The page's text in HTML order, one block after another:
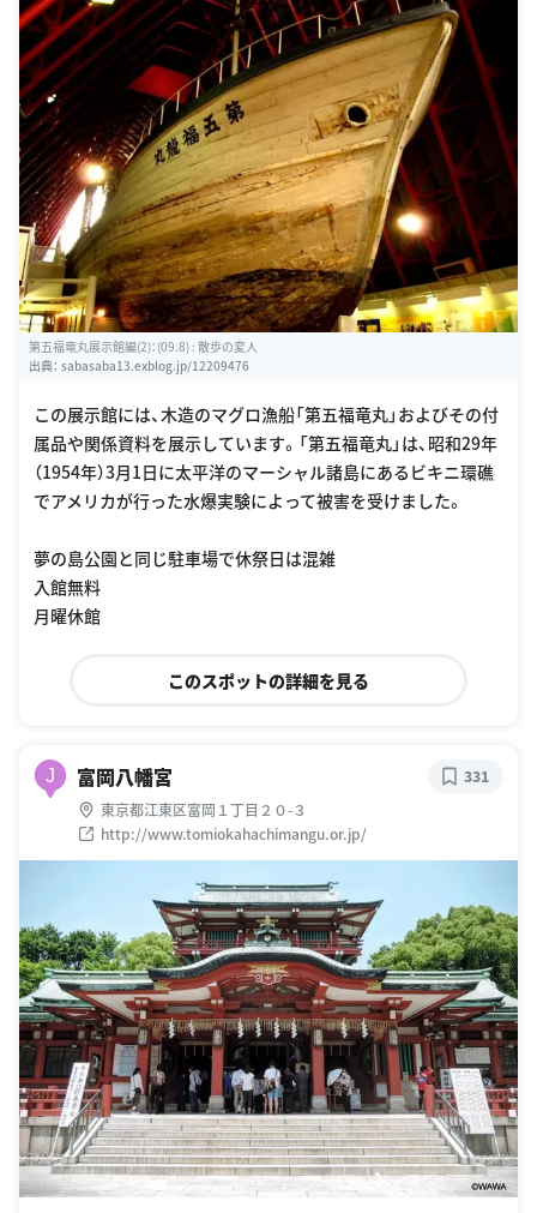
第五福竜丸展示館編(2)：(09.8) : 散歩の変人
出典： sabasaba13.exblog.jp/12209476
この展示館には、木造のマグロ漁船「第五福竜丸」およびその付
属品や関係資料を展示しています。「第五福竜丸」は、昭和29年
（1954年）3月1日に太平洋のマーシャル諸島にあるビキニ環礁
でアメリカが行った水爆実験によって被害を受けました。
夢の島公園と同じ駐車場で休祭日は混雑
入館無料
月曜休館
このスポットの詳細を見る
J 富岡八幡宮
東京都江東区富岡１丁目２０-３
http://www.tomiokahachimangu.or.jp/
331